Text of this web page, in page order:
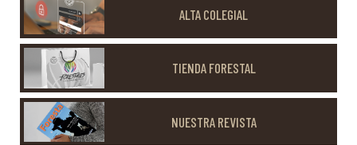
ALTA COLEGIAL
TIENDA FORESTAL
NUESTRA REVISTA